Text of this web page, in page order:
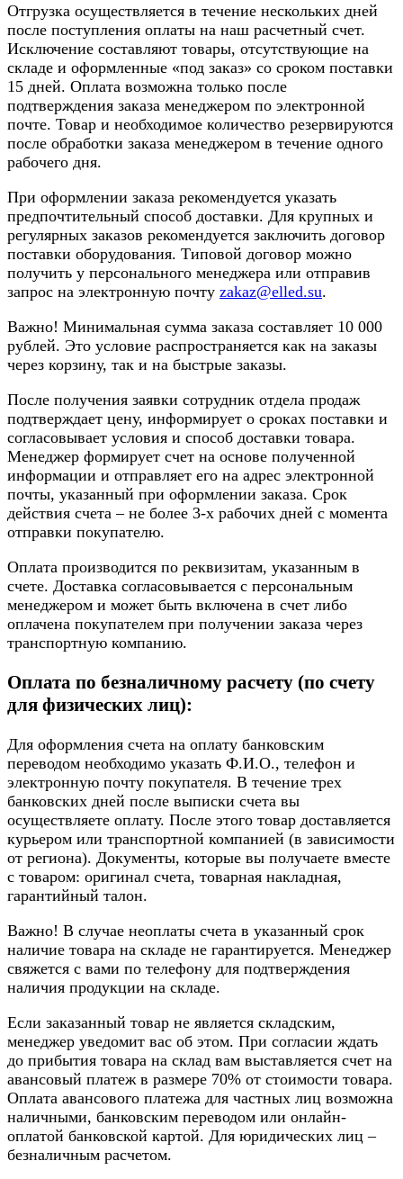
Отгрузка осуществляется в течение нескольких дней
после поступления оплаты на наш расчетный счет.
Исключение составляют товары, отсутствующие на
складе и оформленные «под заказ» со сроком поставки
15 дней. Оплата возможна только после
подтверждения заказа менеджером по электронной
почте. Товар и необходимое количество резервируются
после обработки заказа менеджером в течение одного
рабочего дня.
При оформлении заказа рекомендуется указать
предпочтительный способ доставки. Для крупных и
регулярных заказов рекомендуется заключить договор
поставки оборудования. Типовой договор можно
получить у персонального менеджера или отправив
запрос на электронную почту zakaz@elled.su.
Важно! Минимальная сумма заказа составляет 10 000
рублей. Это условие распространяется как на заказы
через корзину, так и на быстрые заказы.
После получения заявки сотрудник отдела продаж
подтверждает цену, информирует о сроках поставки и
согласовывает условия и способ доставки товара.
Менеджер формирует счет на основе полученной
информации и отправляет его на адрес электронной
почты, указанный при оформлении заказа. Срок
действия счета – не более 3-х рабочих дней с момента
отправки покупателю.
Оплата производится по реквизитам, указанным в
счете. Доставка согласовывается с персональным
менеджером и может быть включена в счет либо
оплачена покупателем при получении заказа через
транспортную компанию.
Оплата по безналичному расчету (по счету
для физических лиц):
Для оформления счета на оплату банковским
переводом необходимо указать Ф.И.О., телефон и
электронную почту покупателя. В течение трех
банковских дней после выписки счета вы
осуществляете оплату. После этого товар доставляется
курьером или транспортной компанией (в зависимости
от региона). Документы, которые вы получаете вместе
с товаром: оригинал счета, товарная накладная,
гарантийный талон.
Важно! В случае неоплаты счета в указанный срок
наличие товара на складе не гарантируется. Менеджер
свяжется с вами по телефону для подтверждения
наличия продукции на складе.
Если заказанный товар не является складским,
менеджер уведомит вас об этом. При согласии ждать
до прибытия товара на склад вам выставляется счет на
авансовый платеж в размере 70% от стоимости товара.
Оплата авансового платежа для частных лиц возможна
наличными, банковским переводом или онлайн-
оплатой банковской картой. Для юридических лиц –
безналичным расчетом.